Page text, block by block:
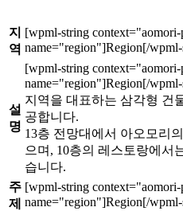
지
역
설
명
지역을 대표하는 삼각형 건
공합니다.
13층 전망대에서 아오모리
으며, 10층의 레스토랑에서
습니다.
주
제